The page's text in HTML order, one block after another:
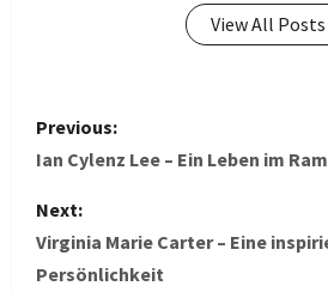
View All Posts
P
o
s
t
Previous:
Ian Cylenz Lee – Ein Leben im
Next:
Virginia Marie Carter – Eine
Persönlichkeit